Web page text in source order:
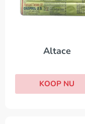
Altace
KOOP NU